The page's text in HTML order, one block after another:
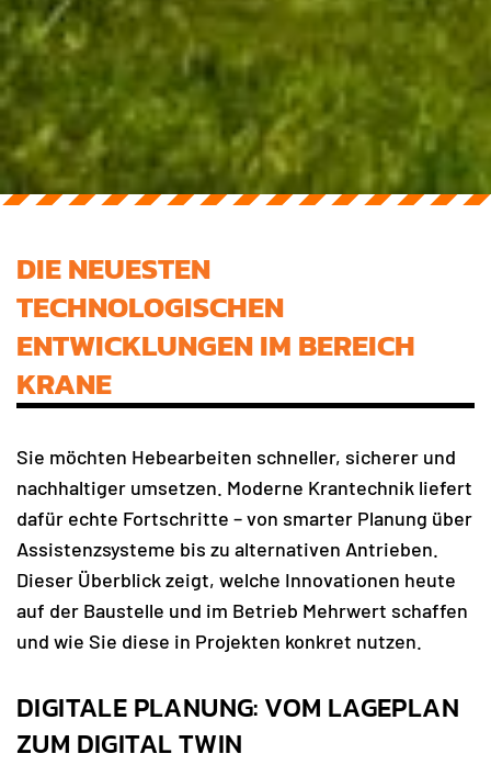
DIE NEUESTEN
TECHNOLOGISCHEN
ENTWICKLUNGEN IM BEREICH
KRANE
Sie möchten Hebearbeiten schneller, sicherer und
nachhaltiger umsetzen. Moderne Krantechnik liefert
dafür echte Fortschritte – von smarter Planung über
Assistenzsysteme bis zu alternativen Antrieben.
Dieser Überblick zeigt, welche Innovationen heute
auf der Baustelle und im Betrieb Mehrwert schaffen
und wie Sie diese in Projekten konkret nutzen.
DIGITALE PLANUNG: VOM LAGEPLAN
ZUM DIGITAL TWIN